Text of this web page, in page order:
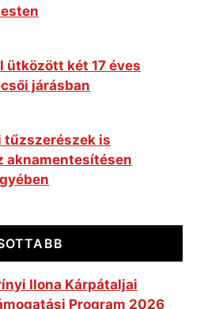
ütközött két 17 éves
járásban
tűzszerészek is
aknamentesítésen
Ilona Kárpátaljai
Program 2026